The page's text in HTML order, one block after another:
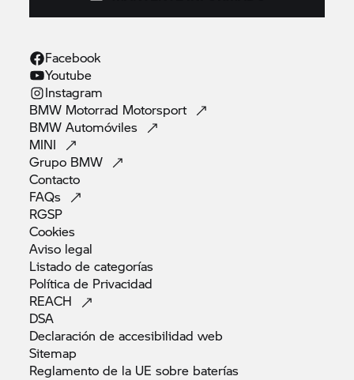
Facebook
Youtube
Instagram
BMW Motorrad Motorsport
BMWAutomóviles
MINI
Grupo BMW
Contacto
FAQs
RGSP
Cookies
Aviso legal
Listado decategorías
Política de Privacidad
REACH
DSA
Declaración de accesibilidadweb
Sitemap
Reglamento de la UE sobre baterías